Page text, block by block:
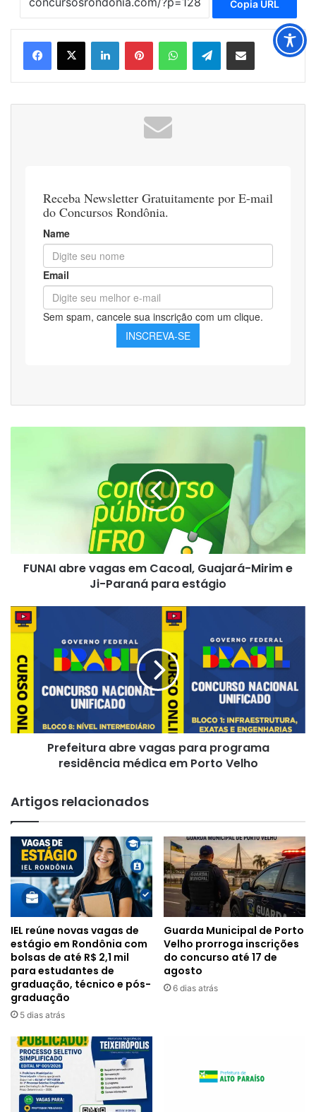
Copia URL
LinkedinPinterestWhatsAppTelegramCompartilhar via e-mail
Paraná
FUNAI abre vagas em Cacoal, Guajará-Mirim e
Ji-Paraná para estágio
Prefeitura
abre
para
programa
residência
médica
em
Porto
Prefeitura abre vagas para programa
residência médica em Porto Velho
Artigos relacionados
IEL reúne novas vagas de
estágio em Rondônia com
bolsas de até R$ 2,1 mil
para estudantes de
graduação, técnico e pós-
graduação
5 dias atrás
Guarda Municipal de Porto
Velho prorroga inscrições
do concurso até 17 de
agosto
6 dias atrás